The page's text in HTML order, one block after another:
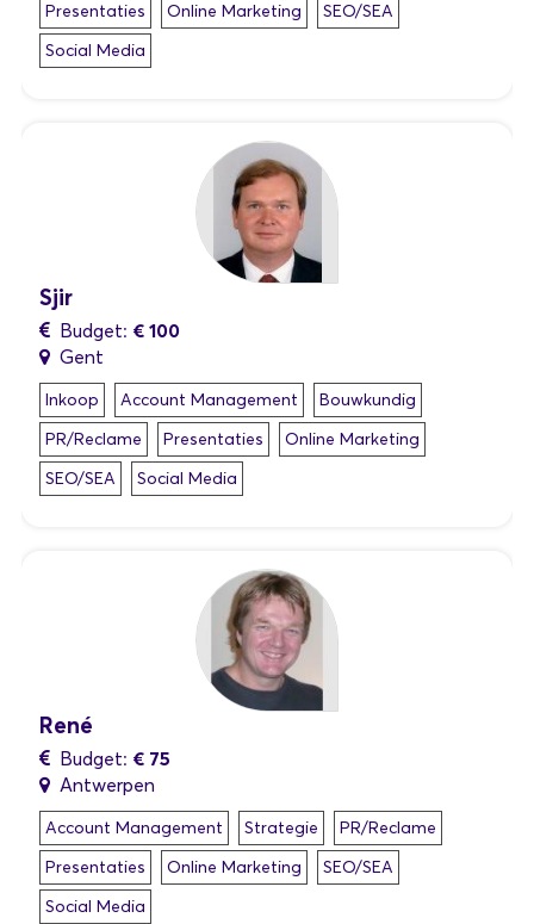
Presentaties
Online Marketing
SEO/SEA
Social Media
Sjir
Budget: € 100
Gent
Inkoop Account Management
Bouwkundig
PR/Reclame
Presentaties
Online Marketing
SEO/SEA
Social Media
René
Budget: € 75
Antwerpen
Account Management Strategie
PR/Reclame
Presentaties
Online Marketing
SEO/SEA
Social Media